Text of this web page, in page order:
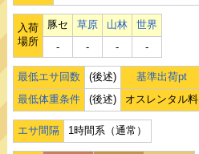
入荷
場所
豚セ 草原 山林
世界
‐
‐ ‐ ‐
最低エサ回数 (後述) 基準出荷pt
最低体重条件
(後述) オスレンタル料
エサ間隔 1時間系（通常）